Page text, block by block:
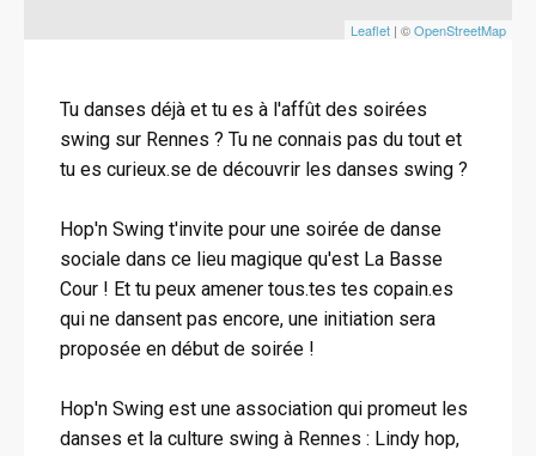
Leaflet | ©OpenStreetMap
Tu danses déjà et tu es à l'affût des soirées
swing sur Rennes ? Tu ne connais pas du tout et
tu es curieux.se de découvrir les danses swing ?
Hop'n Swing t'invite pour une soirée de danse
sociale dans ce lieu magique qu'est La Basse
Cour ! Et tu peux amener tous.tes tes copain.es
qui ne dansent pas encore, une initiation sera
proposée en début de soirée !
Hop'n Swing est une association qui promeut les
danses et la culture swing à Rennes : Lindy hop,